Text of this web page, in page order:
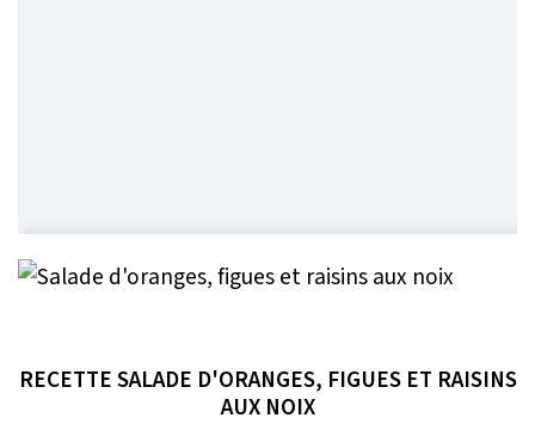
RECETTE SALADE D'ORANGES, FIGUES ET RAISINS
AUX NOIX